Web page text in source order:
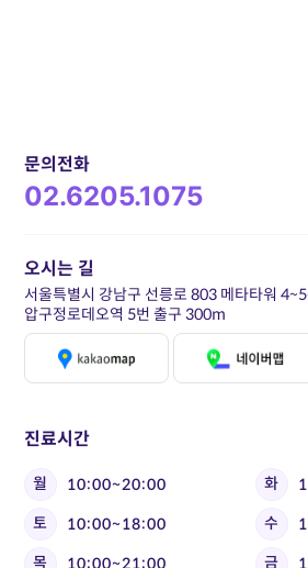
문의전화
02.6205.1075
진료시간
월 10:00~20:00 화
토
10:00~18:00 수
목
10:00~21:00 금
오시는 길
서울특별시 강남구 선릉로 803 메타타워
압구정로데오역 5번 출구 300m